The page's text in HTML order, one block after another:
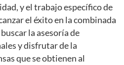
y el trabajo específico de
el éxito en la combinada
la asesoría de
y disfrutar de la
que se obtienen al